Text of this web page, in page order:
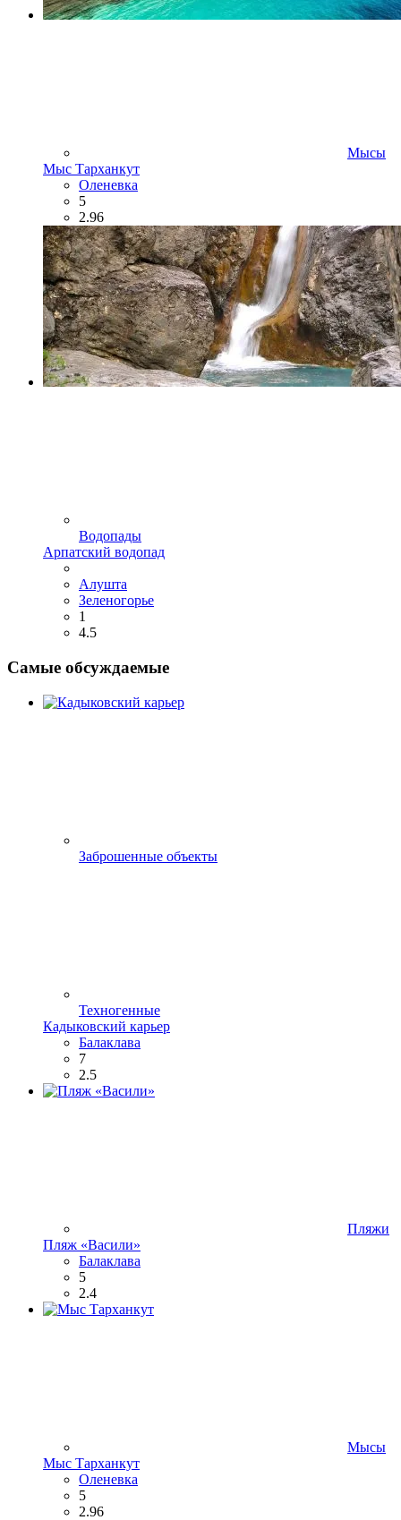
Мысы
Мыс Тарханкут
Оленевка
5
2.96
Водопады
Арпатский водопад
Алушта
Зеленогорье
1
4.5
Самые обсуждаемые
Заброшенные объекты
Техногенные
Кадыковский карьер
Балаклава
7
2.5
Пляжи
Пляж «Васили»
Балаклава
5
2.4
Мысы
Мыс Тарханкут
Оленевка
5
2.96